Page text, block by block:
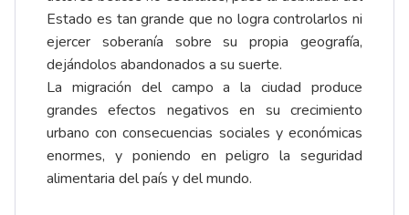
Estado es tan grande que no logra controlarlos ni
ejercer soberanía sobre su propia geografía,
dejándolos abandonados a su suerte.
La migración del campo a la ciudad produce
grandes efectos negativos en su crecimiento
urbano con consecuencias sociales y económicas
enormes, y poniendo en peligro la seguridad
alimentaria del país y del mundo.